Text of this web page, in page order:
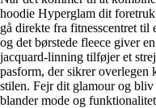
hoodie Hyperglam dit
gå direkte fra fitnesscentret til
og det børstede fleece giver
jacquard-linning tilføjer et
pasform, der sikrer overlegen
stilen. Fejr dit glamour og
blander mode og